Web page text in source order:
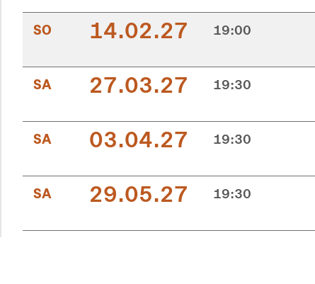
SO 14.02.27 19:00
SA 27.03.27 19:30
SA 03.04.27 19:30
SA 29.05.27 19:30